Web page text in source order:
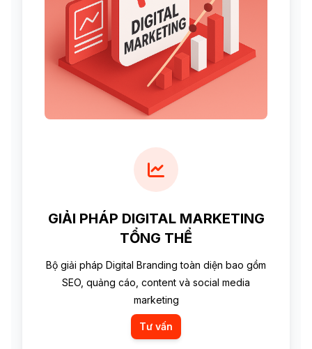
GIẢI PHÁP DIGITAL MARKETING
TỔNG THỂ
Bộ giải pháp Digital Branding toàn diện bao gồm
SEO, quảng cáo, content và social media
marketing
Tư vấn